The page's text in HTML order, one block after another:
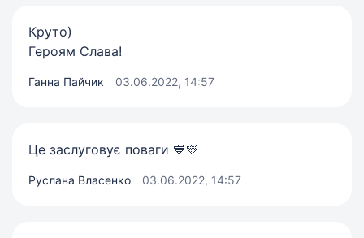
Круто)
Героям Слава!
Ганна Пайчик 03.06.2022, 14:57
Це заслуговує поваги 💙💛
Руслана Власенко 03.06.2022, 14:57